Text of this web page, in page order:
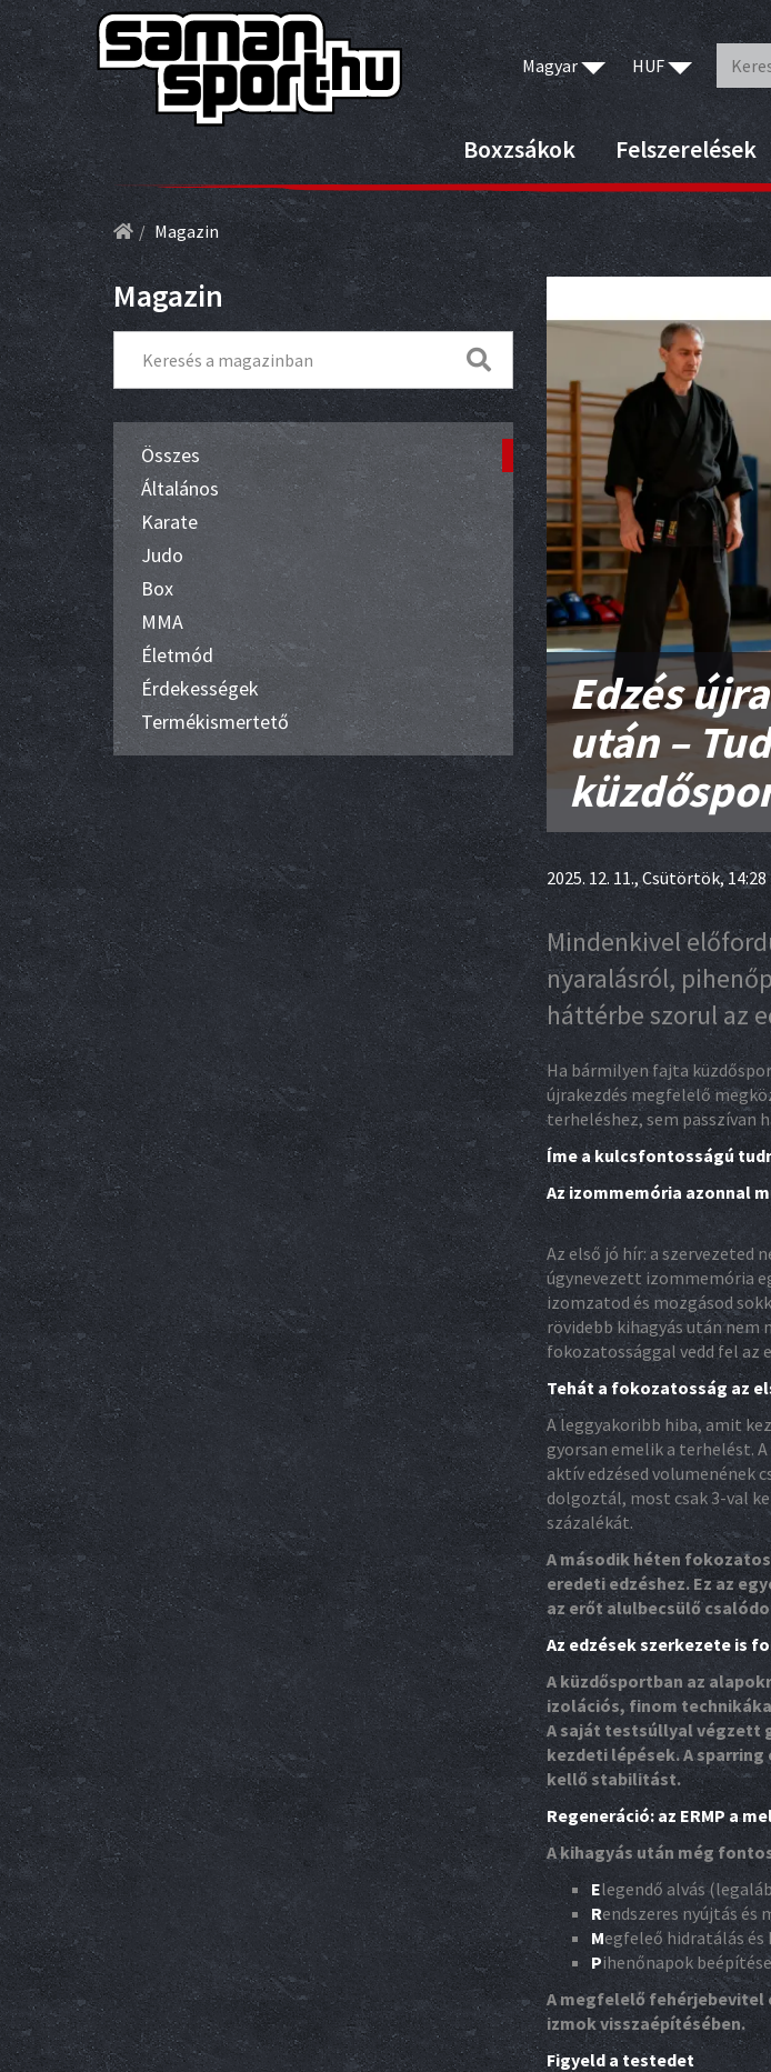
Magyar HUF
Boxzsákok Felszerelések
Magazin
Magazin
Összes
Általános
Karate
Judo
Box
MMA
Életmód
Érdekességek
Termékismertető
Edzés
után –
2025. 12. 11., Csütörtök, 14:28
Mindenkivel
nyaralásról,
háttérbe szorul az
Ha bármilyen fajta
újrakezdés megfelelő
terheléshez, sem passzívan
Íme a kulcsfontosságú
Az izommemória azonnal
Az első jó hír: a szervezeted
úgynevezett izommemória
izomzatod és mozgásod
rövidebb kihagyás után nem
fokozatossággal vedd fel az
Tehát a fokozatosság az
A leggyakoribb hiba, amit
gyorsan emelik a terhelést.
aktív edzésed volumenének
dolgoztál, most csak 3-val
százalékát.
A második héten
eredeti edzéshez. Ez az
az erőt alulbecsülő
Az edzések szerkezete is
A küzdősportban az
izolációs, finom
A saját testsúllyal végzett
kezdeti lépések. A
kellő stabilitást.
Regeneráció: az ERMP a
A kihagyás után még
Elegendő alvás
Rendszeres nyújtás és
Megfeleő hidratálás
Pihenőnapok
A megfelelő fehérjebevitel
izmok visszaépítésében.
Figyeld a testedet